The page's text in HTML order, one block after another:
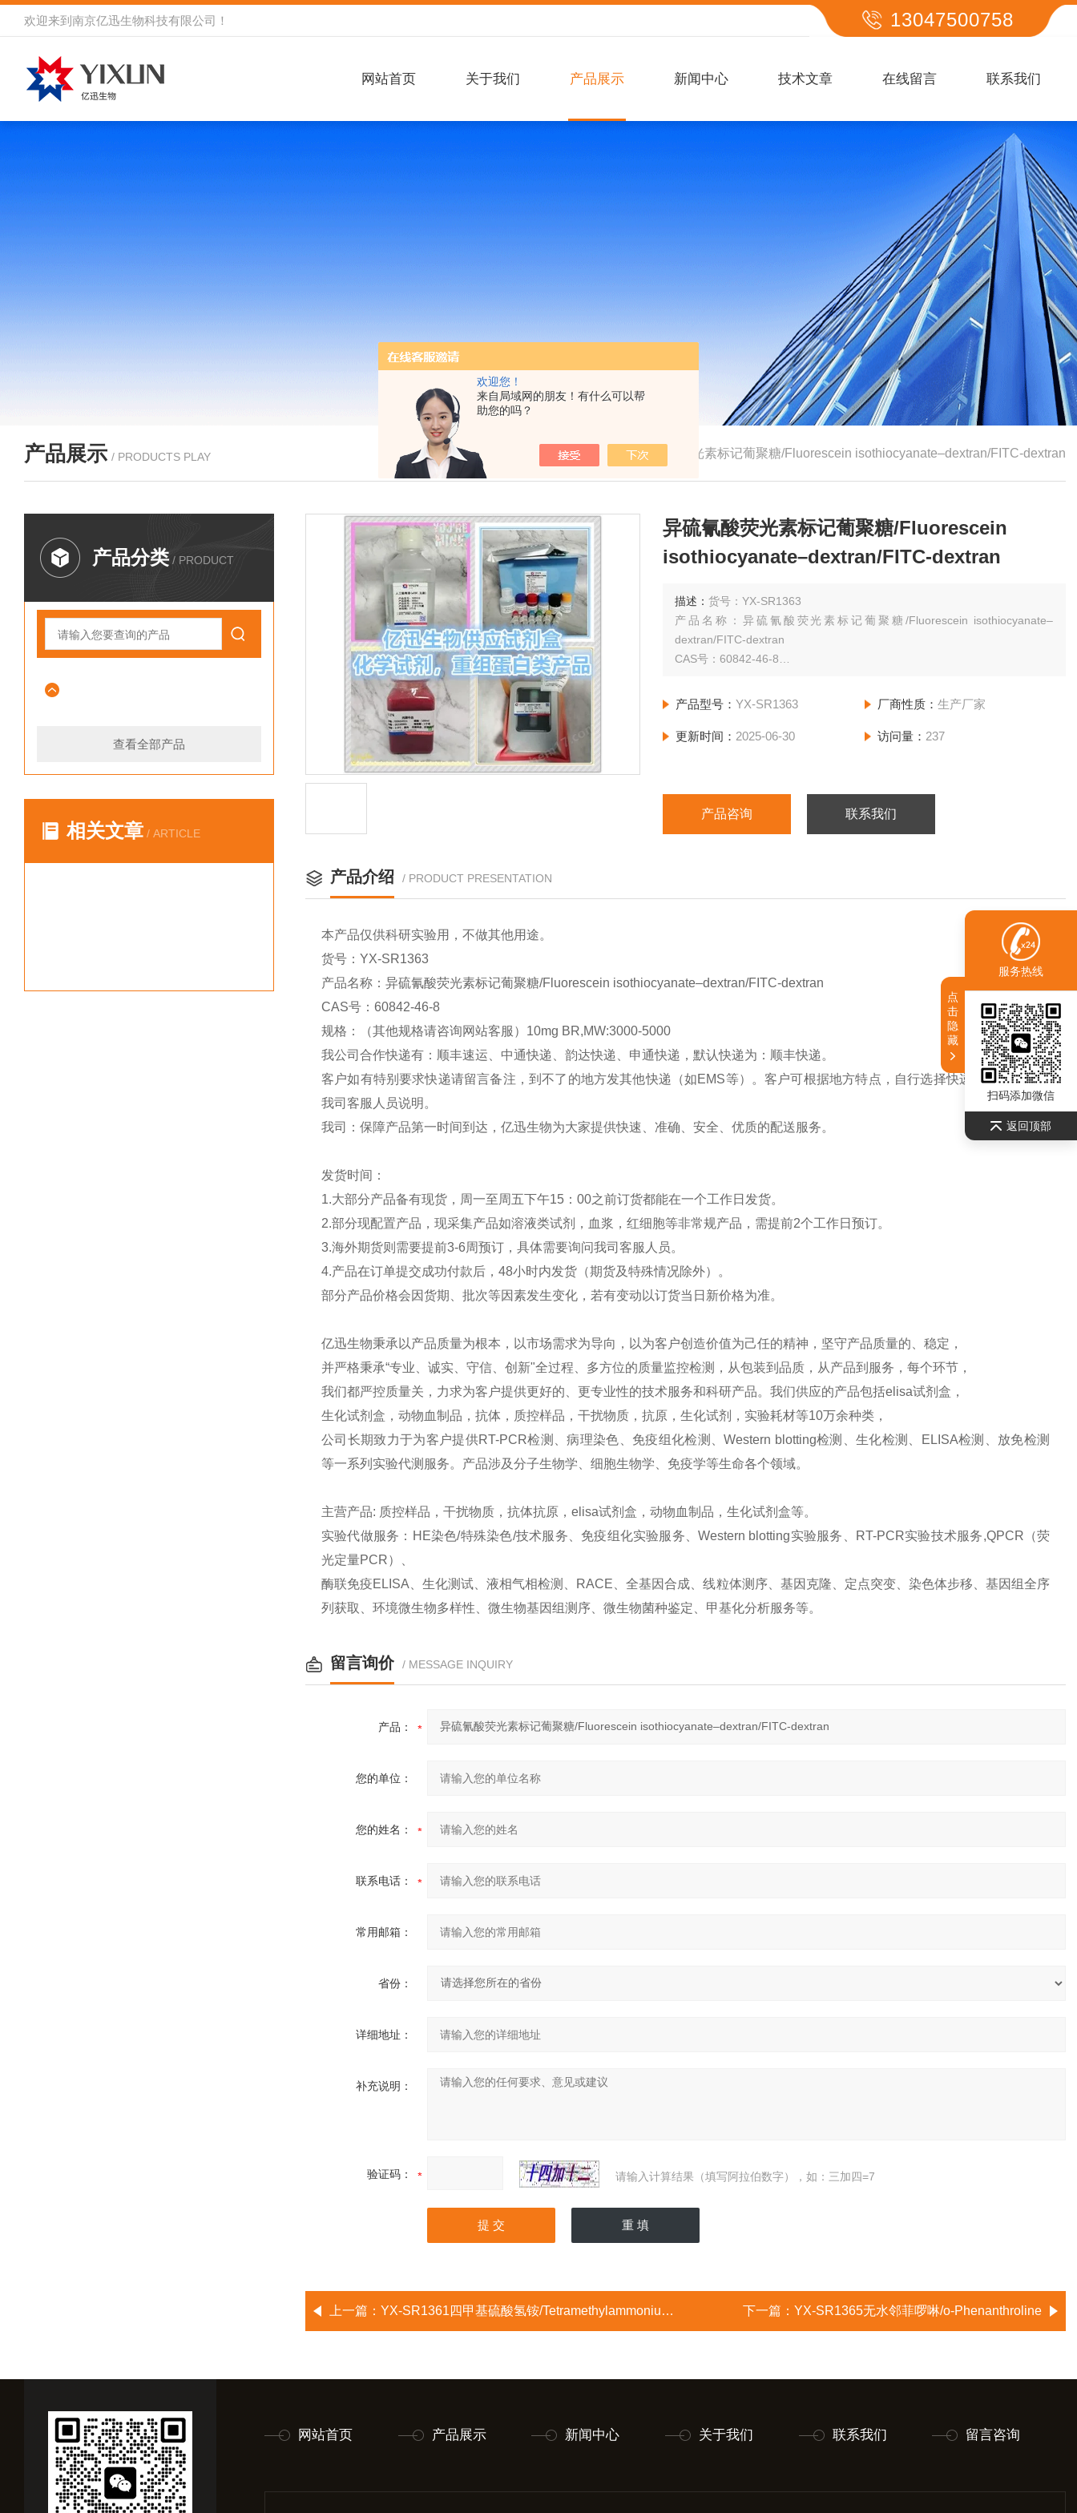
欢迎您！
来自局域网的朋友！有什么可以帮
助您的吗？
欢迎来到 南京亿迅生物科技有限公司 ！ 13047500758
网站首页 关于我们 产品展示 新闻中心 技术文章 在线留言 联系我们
产品展示 / PRODUCTS PLAY 我的位置：首页 产品展示> > >异硫氰酸荧光素标记葡聚糖/Fluorescein isothiocyanate–dextran/FITC-dextran
产品分类 / PRODUCT
查看全部产品
相关文章 / ARTICLE
异硫氰酸荧光素标记葡聚糖/Fluorescein
isothiocyanate–dextran/FITC-dextran
描述：货号：YX-SR1363
产品名称：异硫氰酸荧光素标记葡聚糖/Fluorescein isothiocyanate–
dextran/FITC-dextran
CAS号：60842-46-8
产品型号：YX-SR1363 厂商性质： 生产厂家
更新时间： 2025-06-30 访问量： 237
产品咨询 联系我们
产品介绍 / PRODUCT PRESENTATION
本产品仅供科研实验用，不做其他用途。
货号：YX-SR1363
产品名称：异硫氰酸荧光素标记葡聚糖/Fluorescein isothiocyanate–dextran/FITC-dextran
CAS号：60842-46-8
规格：（其他规格请咨询网站客服）10mg BR,MW:3000-5000
我公司合作快递有：顺丰速运、中通快递、韵达快递、申通快递，默认快递为：顺丰快递。
客户如有特别要求快递请留言备注，到不了的地方发其他快递（如EMS等）。客户可根据地方特点，自行选择快递公司，请联系
我司客服人员说明。
我司：保障产品第一时间到达，亿迅生物为大家提供快速、准确、安全、优质的配送服务。
发货时间：
1.大部分产品备有现货，周一至周五下午15：00之前订货都能在一个工作日发货。
2.部分现配置产品，现采集产品如溶液类试剂，血浆，红细胞等非常规产品，需提前2个工作日预订。
3.海外期货则需要提前3-6周预订，具体需要询问我司客服人员。
4.产品在订单提交成功付款后，48小时内发货（期货及特殊情况除外）。
部分产品价格会因货期、批次等因素发生变化，若有变动以订货当日新价格为准。
亿迅生物秉承以产品质量为根本，以市场需求为导向，以为客户创造价值为己任的精神，坚守产品质量的、稳定，
并严格秉承“专业、诚实、守信、创新"全过程、多方位的质量监控检测，从包装到品质，从产品到服务，每个环节，
我们都严控质量关，力求为客户提供更好的、更专业性的技术服务和科研产品。我们供应的产品包括elisa试剂盒，
生化试剂盒，动物血制品，抗体，质控样品，干扰物质，抗原，生化试剂，实验耗材等10万余种类，
公司长期致力于为客户提供RT-PCR检测、病理染色、免疫组化检测、Western blotting检测、生化检测、ELISA检测、放免检测
等一系列实验代测服务。产品涉及分子生物学、细胞生物学、免疫学等生命各个领域。
主营产品: 质控样品，干扰物质，抗体抗原，elisa试剂盒，动物血制品，生化试剂盒等。
实验代做服务：HE染色/特殊染色/技术服务、免疫组化实验服务、Western blotting实验服务、RT-PCR实验技术服务,QPCR（荧
光定量PCR）、
酶联免疫ELISA、生化测试、液相气相检测、RACE、全基因合成、线粒体测序、基因克隆、定点突变、染色体步移、基因组全序
列获取、环境微生物多样性、微生物基因组测序、微生物菌种鉴定、甲基化分析服务等。
留言询价 / MESSAGE INQUIRY
产品：
您的单位：
您的姓名：
联系电话：
常用邮箱：
省份：
详细地址：
补充说明：
验证码： 请输入计算结果（填写阿拉伯数字），如：三加四=7
上一篇： YX-SR1361四甲基硫酸氢铵/Tetramethylammonium bisulfate 下一篇： YX-SR1365无水邻菲啰啉/o-Phenanthroline
网站首页 产品展示 新闻中心 关于我们 联系我们 留言咨询
服务热线
扫码添加微信
返回顶部
点
击
隐
藏